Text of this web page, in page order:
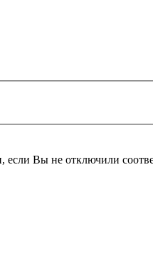
если Вы не отключили